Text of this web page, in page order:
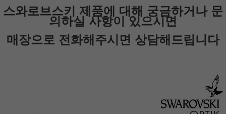
스와로브스키 제품에 대해 궁금하거나 문
의하실 사항이 있으시면
매장으로 전화해주시면 상담해드립니다